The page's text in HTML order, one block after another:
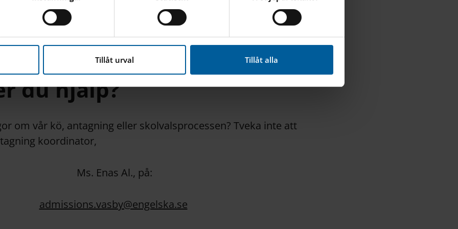
innehåll från tredjepartsleverantörer som Google, Facebook, Instagram och
webbplats hanterar dina personuppgifterhär.
Tillåt urval Tillåt alla
Väsby erbjuder inte årskurs 6 via skolval. Ingen åtgärd krävs
du hjälp?
om vår kö, antagning eller skolvalsprocessen? Tveka inte att
koordinator,
Ms. Enas Al., på:
admissions.vasby@engelska.se